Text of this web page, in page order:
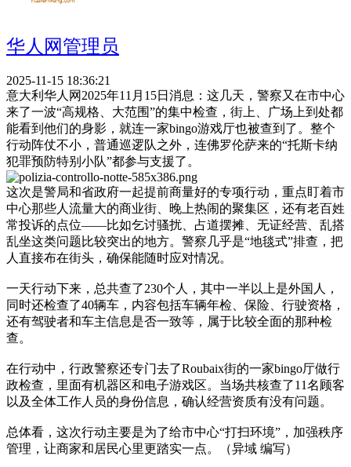
华人网管理员
2025-11-15 18:36:21
意大利华人网2025年11月15日消息：这几天，警察又在市中心
来了一波“高规格、大范围”的集中检查，街上、广场上到处都
能看到他们的身影，就连一家bingo游戏厅也被查到了。整个
行动阵仗不小，普通巡逻队之外，连佛罗伦萨来的“托斯卡纳
犯罪预防特别小队”都参与支援了。
这次是警局和省政府一起提前商量好的专项行动，重点盯着市
中心那些人流量大的商业街、晚上热闹的聚集区，还有老百姓
常投诉的点位——比如乞讨骚扰、占道摆摊、无证经营、乱搭
乱坐这类问题比较突出的地方。警察几乎是“地毯式”排查，把
人直接布在街头，确保能随时应对情况。
一天行动下来，总共查了230个人，其中一半以上是外国人，
同时还检查了40辆车，内容包括车辆年检、保险、行驶资格，
还有驾驶者和车主信息是否一致等，属于比较全面的那种检
查。
在行动中，行政警察还专门去了Roubaix街的一家bingo厅做行
政检查，里面有机器区和电子游戏区。当场共核查了11名顾客
以及全体工作人员的身份信息，确认经营资质有没有问题。
总体看，这次行动主要是为了给市中心“打扫环境”，加强秩序
管理，让商家和居民心里更踏实一点。（异域 编写）